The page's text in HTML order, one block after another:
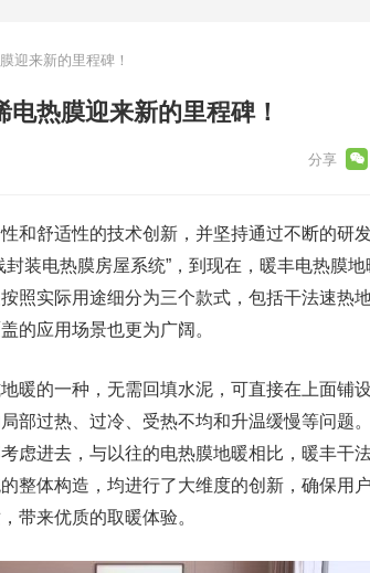
迎来新的里程碑！
热膜迎来新的里程碑！
舒适性的技术创新，并坚持通过不断的研
装电热膜房屋系统”，到现在，暖丰电热膜
照实际用途细分为三个款式，包括干法速热
的应用场景也更为广阔。
的一种，无需回填水泥，可直接在上面铺
部过热、过冷、受热不均和升温缓慢等问题
虑进去，与以往的电热膜地暖相比，暖丰干
整体构造，均进行了大维度的创新，确保用
带来优质的取暖体验。